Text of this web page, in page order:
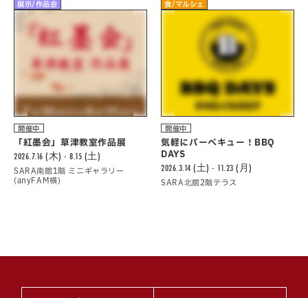
展示/作品会
開催中
「紅墨会」草津教室作品展
2026.7.16 (木) - 8.15 (土)
SARA南館1階 ミニギャラリー
(anyFAM横)
食/マルシェ
開催中
気軽にバーべキュー！BBQ
DAYS
2026.3.14 (土) - 11.23 (月)
SARA北館2階テラス